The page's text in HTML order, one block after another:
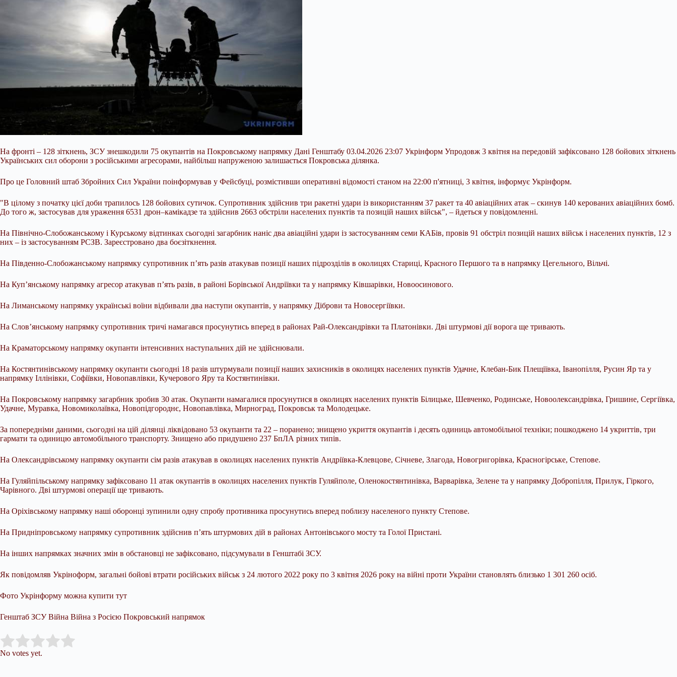
На фронті – 128 зіткнень, ЗСУ знешкодили 75 окупантів на Покровському напрямку Дані Генштабу 03.04.2026 23:07 Укрінформ Упродовж 3 квітня на передовій зафіксовано 128 бойових зіткнень
Українських сил оборони з російськими агресорами, найбільш напруженою залишається Покровська ділянка.
Про це Головний штаб Збройних Сил України поінформував у Фейсбуці, розмістивши оперативні відомості станом на 22:00 п'ятниці, 3 квітня, інформує Укрінформ.
"В цілому з початку цієї доби трапилось 128 бойових сутичок. Супротивник здійснив три ракетні удари із використанням 37 ракет та 40 авіаційних атак – скинув 140 керованих авіаційних бомб.
До того ж, застосував для ураження 6531 дрон–камікадзе та здійснив 2663 обстріли населених пунктів та позицій наших військ", – йдеться у повідомленні.
На Північно-Слобожанському і Курському відтинках сьогодні загарбник наніс два авіаційні удари із застосуванням семи КАБів, провів 91 обстріл позицій наших військ і населених пунктів, 12 з
них – із застосуванням РСЗВ. Зареєстровано два боєзіткнення.
На Південно-Слобожанському напрямку супротивник п’ять разів атакував позиції наших підрозділів в околицях Стариці, Красного Першого та в напрямку Цегельного, Вільчі.
На Куп’янському напрямку агресор атакував п’ять разів, в районі Борівської Андріївки та у напрямку Ківшарівки, Новоосинового.
На Лиманському напрямку українські воїни відбивали два наступи окупантів, у напрямку Діброви та Новосергіївки.
На Слов’янському напрямку супротивник тричі намагався просунутись вперед в районах Рай-Олександрівки та Платонівки. Дві штурмові дії ворога ще тривають.
На Краматорському напрямку окупанти інтенсивних наступальних дій не здійснювали.
На Костянтинівському напрямку окупанти сьогодні 18 разів штурмували позиції наших захисників в околицях населених пунктів Удачне, Клебан-Бик Плещіївка, Іванопілля, Русин Яр та у
напрямку Іллінівки, Софіївки, Новопавлівки, Кучерового Яру та Костянтинівки.
На Покровському напрямку загарбник зробив 30 атак. Окупанти намагалися просунутися в околицях населених пунктів Білицьке, Шевченко, Родинське, Новоолександрівка, Гришине, Сергіївка,
Удачне, Муравка, Новомиколаївка, Новопідгороднє, Новопавлівка, Мирноград, Покровськ та Молодецьке.
За попередніми даними, сьогодні на цій ділянці ліквідовано 53 окупанти та 22 – поранено; знищено укриття окупантів і десять одиниць автомобільної техніки; пошкоджено 14 укриттів, три
гармати та одиницю автомобільного транспорту. Знищено або придушено 237 БпЛА різних типів.
На Олександрівському напрямку окупанти сім разів атакував в околицях населених пунктів Андріївка-Клевцове, Січневе, Злагода, Новогригорівка, Красногірське, Степове.
На Гуляйпільському напрямку зафіксовано 11 атак окупантів в околицях населених пунктів Гуляйполе, Оленокостянтинівка, Варварівка, Зелене та у напрямку Добропілля, Прилук, Гіркого,
Чарівного. Дві штурмові операції ще тривають.
На Оріхівському напрямку наші оборонці зупинили одну спробу противника просунутись вперед поблизу населеного пункту Степове.
На Придніпровському напрямку супротивник здійснив п’ять штурмових дій в районах Антонівського мосту та Голої Пристані.
На інших напрямках значних змін в обстановці не зафіксовано, підсумували в Генштабі ЗСУ.
Як повідомляв Укріноформ, загальні бойові втрати російських військ з 24 лютого 2022 року по 3 квітня 2026 року на війні проти України становлять близько 1 301 260 осіб.
Фото Укрінформу можна купити тут
Генштаб ЗСУ Війна Війна з Росією Покровський напрямок
Rate this item:
No votes yet.